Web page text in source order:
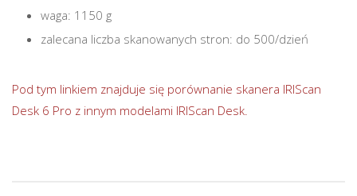
waga: 1150 g
zalecana liczba skanowanych stron: do 500/dzień
Pod tym linkiem znajduje się porównanie skanera IRIScan
Desk 6 Pro z innym modelami IRIScan Desk.